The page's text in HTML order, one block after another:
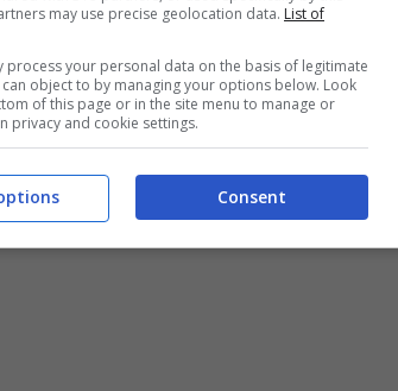
mancano.Resta però da capire chi
e soprattutto a quali cifre.
may use precise geolocation data. List of
process your personal data on the basis of legitimate
object to by managing your options below. Look
of this page or in the site menu to manage or
privacy and cookie settings.
Consent